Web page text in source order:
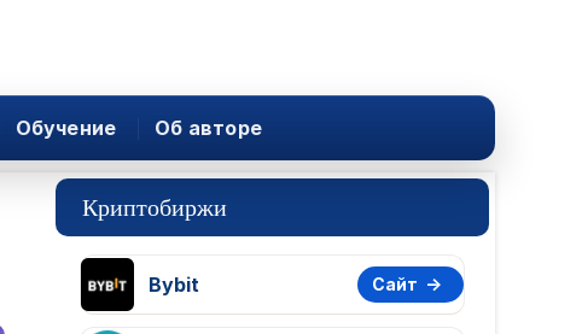
Обучение Об авторе
Криптобиржи
Bybit Сайт